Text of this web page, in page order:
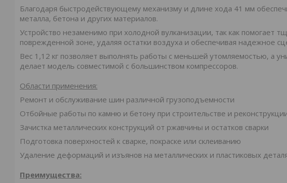
Благодаря быстродействующему механизму и длине хода 41 мм
металла, бетона и других материалов.
Устройство незаменимо при холодной вулканизации, так как помогает
поврежденной зоне, удаляя остатки воздуха и обеспечивая надежное
Вес 1,12 кг позволяет выполнять работы с меньшей утомляемостью, а
делает модель совместимой с большинством компрессоров.
Области применения:
Ремонт и обслуживание шин различной грузоподъемности
Отбойные работы по камню и бетону при строительстве и
Зачистка металлических конструкций от ржавчины и остатков сварки
Подготовка поверхностей к сварке, покраске или склеиванию
Удаление деформаций и изъянов на металлических и пластиковых
Преимущества: